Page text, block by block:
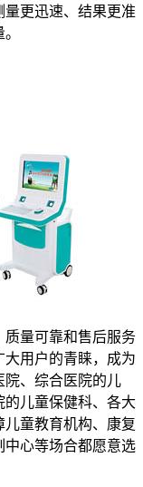
更迅速、结果更准
质量可靠和售后服务
用户的青睐，成为
院、综合医院的儿
儿童保健科、各大
童教育机构、康复
中心等场合都愿意选